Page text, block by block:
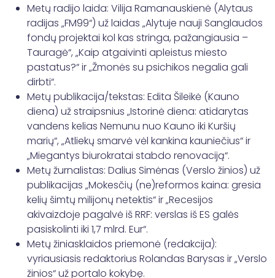
Metų radijo laida: Vilija Ramanauskienė (Alytaus
radijas „FM99“) už laidas „Alytuje nauji Sanglaudos
fondų projektai kol kas stringa, pažangiausia –
Tauragė“, „Kaip atgaivinti apleistus miesto
pastatus?“ ir „Žmonės su psichikos negalia gali
dirbti“.
Metų publikacija/tekstas: Edita Šileikė (Kauno
diena) už straipsnius „Istorinė diena: atidarytas
vandens kelias Nemunu nuo Kauno iki Kuršių
marių“, „Atliekų smarvė vėl kankina kauniečius“ ir
„Miegantys biurokratai stabdo renovaciją“.
Metų žurnalistas: Dalius Simėnas (Verslo žinios) už
publikacijas „Mokesčių (ne)reformos kaina: gresia
kelių šimtų milijonų netektis“ ir „Recesijos
akivaizdoje pagalvė iš RRF: verslas iš ES galės
pasiskolinti iki 1,7 mlrd. Eur“.
Metų žiniasklaidos priemonė (redakcija):
vyriausiasis redaktorius Rolandas Barysas ir „Verslo
žinios“ už portalo kokybę.